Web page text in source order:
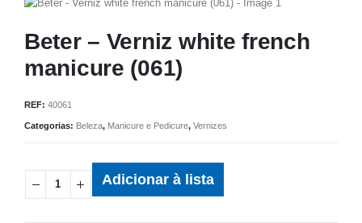
Beter – Verniz white french
manicure (061)
REF: 40061
Categorias: Beleza, Manicure e Pedicure, Vernizes
Adicionar à lista